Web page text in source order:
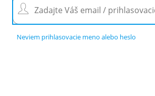
Neviem prihlasovacie meno alebo heslo